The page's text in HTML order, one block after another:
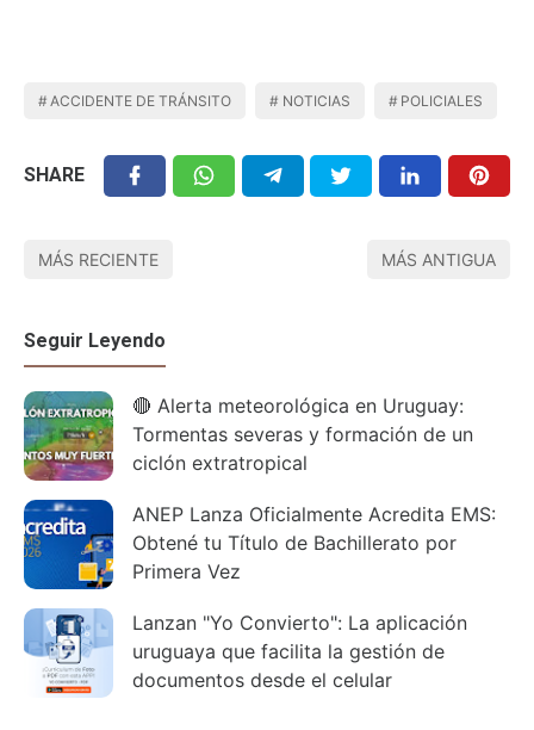
ACCIDENTE DE TRÁNSITO NOTICIAS POLICIALES
SHARE
MÁS RECIENTE MÁS ANTIGUA
Seguir Leyendo
🔴 Alerta meteorológica en Uruguay:
Tormentas severas y formación de un
ciclón extratropical
ANEP Lanza Oficialmente Acredita EMS:
Obtené tu Título de Bachillerato por
Primera Vez
Lanzan "Yo Convierto": La aplicación
uruguaya que facilita la gestión de
documentos desde el celular